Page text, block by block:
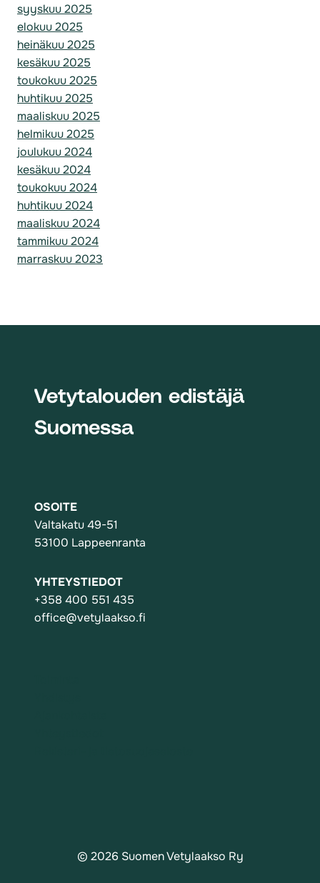
syyskuu 2025
elokuu 2025
heinäkuu 2025
kesäkuu 2025
toukokuu 2025
huhtikuu 2025
maaliskuu 2025
helmikuu 2025
joulukuu 2024
kesäkuu 2024
toukokuu 2024
huhtikuu 2024
maaliskuu 2024
tammikuu 2024
marraskuu 2023
Vetytalouden edistäjä
Suomessa
OSOITE
Valtakatu 49-51
53100 Lappeenranta
YHTEYSTIEDOT
+358 400 551 435
office@vetylaakso.fi
© 2026 Suomen Vetylaakso Ry